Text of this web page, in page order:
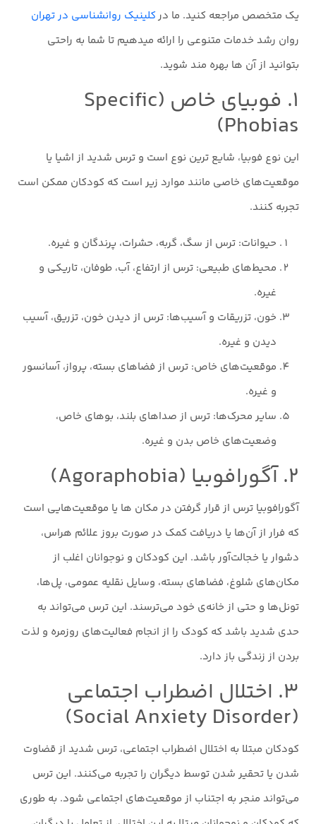
یک متخصص مراجعه کنید. ما درکلینیک روانشناسی در تهران
روان رشد خدمات متنوعی را ارائه میدهیم تا شما به راحتی
بتوانید از آن ها بهره مند شوید.
۱. فوبیای خاص (Specific
Phobias)
این نوع فوبیا، شایع ترین نوع است و ترس شدید از اشیا یا
موقعیت‌های خاصی مانند موارد زیر است که کودکان ممکن است
تجربه کنند.
حیوانات: ترس از سگ، گربه، حشرات، پرندگان و غیره.
محیط‌های طبیعی: ترس از ارتفاع، آب، طوفان، تاریکی و
غیره.
خون، تزریقات و آسیب‌ها: ترس از دیدن خون، تزریق، آسیب
دیدن و غیره.
موقعیت‌های خاص: ترس از فضاهای بسته، پرواز، آسانسور
و غیره.
سایر محرک‌ها: ترس از صداهای بلند، بوهای خاص،
وضعیت‌های خاص بدن و غیره.
۲. آگورافوبیا (Agoraphobia)
آگورافوبیا ترس از قرار گرفتن در مکان ها یا موقعیت‌هایی است
که فرار از آن‌ها یا دریافت کمک در صورت بروز علائم هراس،
دشوار یا خجالت‌آور باشد. این کودکان و نوجوانان اغلب از
مکان‌های شلوغ، فضاهای بسته، وسایل نقلیه عمومی، پل‌ها،
تونل‌ها و حتی از خانه‌ی خود می‌ترسند. این ترس می‌تواند به
حدی شدید باشد که کودک را از انجام فعالیت‌های روزمره و لذت
بردن از زندگی باز دارد.
۳. اختلال اضطراب اجتماعی
(Social Anxiety Disorder)
کودکان مبتلا به اختلال اضطراب اجتماعی، ترس شدید از قضاوت
شدن یا تحقیر شدن توسط دیگران را تجربه می‌کنند. این ترس
می‌تواند منجر به اجتناب از موقعیت‌های اجتماعی شود. به طوری